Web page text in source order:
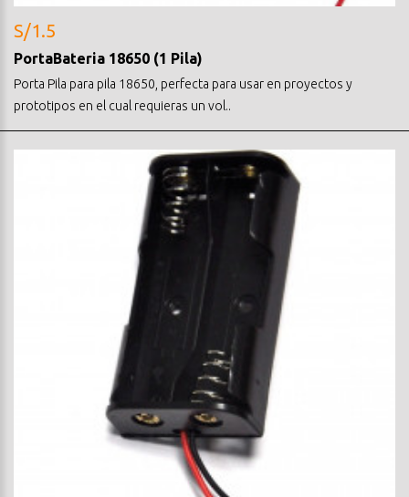
S/1.5
PortaBateria 18650 (1 Pila)
Porta Pila para pila 18650, perfecta para usar en proyectos y
prototipos en el cual requieras un vol..